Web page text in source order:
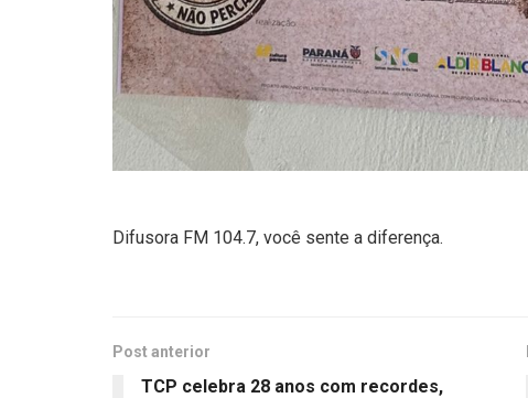
Difusora FM 104.7, você sente a diferença.
Post anterior
TCP celebra 28 anos com recordes,